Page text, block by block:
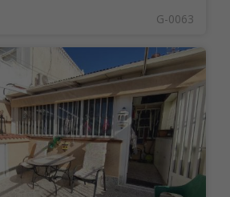
G-0063